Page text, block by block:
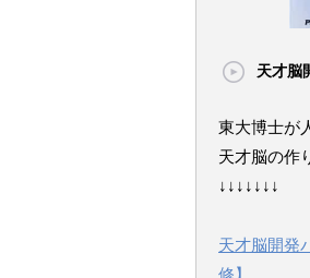
天才脳
東大博士が
天才脳の作
↓↓↓↓↓↓↓
天才脳開発
修】